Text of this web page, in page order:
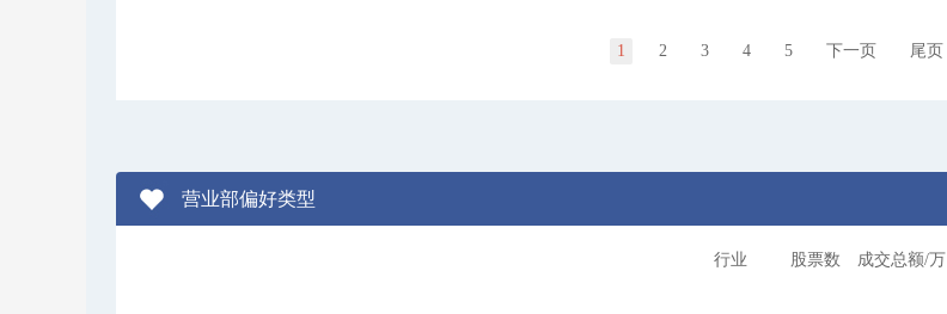
1 2 3 4 5 下一页 尾页
营业部偏好类型
行业 股票数 成交总额/万